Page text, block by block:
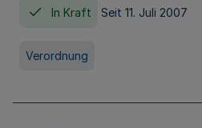
In Kraft Seit 11. Juli 2007
Verordnung